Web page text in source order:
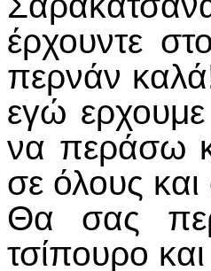
έρχουντε
περνάν
εγώ
να περάσω
σε όλους
Θα σας
τσίπουρο